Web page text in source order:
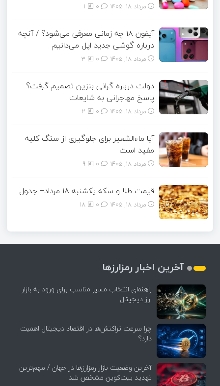
مرداد ۱۸, ۱۴۰۵ 1
آیفون ۱۸ چه زمانی معرفی می‌شود؟ / آنچه
درباره گوشی جدید اپل می‌دانیم
مرداد ۱۸, ۱۴۰۵ 3
دولت درباره گرانی بنزین تصمیم گرفت؟
پاسخ مهاجرانی به شایعات
مرداد ۱۸, ۱۴۰۵ 2
آیا ماءالشعیر برای جلوگیری از سنگ کلیه
مفید است
مرداد ۱۸, ۱۴۰۵ 9
قیمت طلا و سکه یکشنبه 18 مرداد+ جدول
مرداد ۱۸, ۱۴۰۵ 18
آخرین اخبار رمزارزها
راهنمای انتخاب مسیر مناسب برای ورود به بازار
ارز دیجیتال
چرا سرعت تراکنش‌ها در اقتصاد دیجیتال اهمیت
دارد؟
آخرین وضعیت بازار رمزارزها در جهان / مهم‌ترین
تهدید بیت‌کوین مشخص شد